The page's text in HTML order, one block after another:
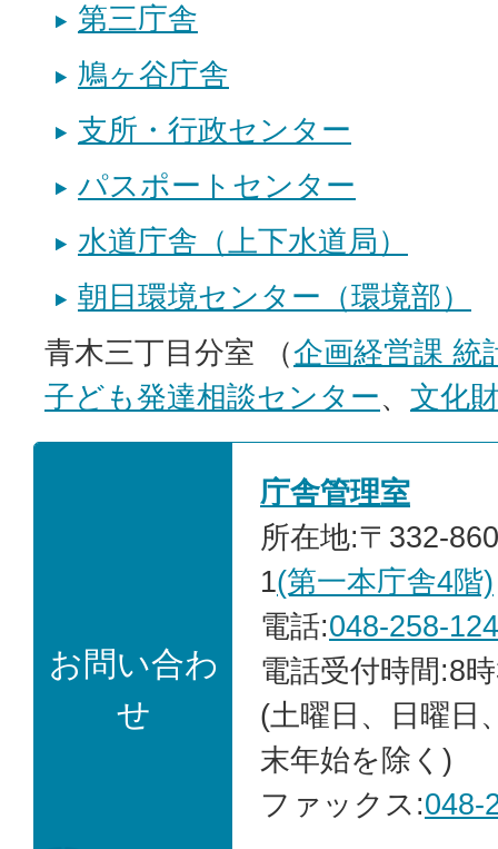
第三庁舎
鳩ヶ谷庁舎
支所・行政センター
パスポートセンター
水道庁舎（上下水道局）
朝日環境センター（環境部）
青木三丁目分室 （企画経営課 統
子ども発達相談センター、 文化
お問い合わ
せ
庁舎管理室
所在地:〒332-
1(第一本庁舎4階)
電話:048-258-
電話受付時間:8
(土曜日、日曜日
末年始を除く)
ファックス:048-